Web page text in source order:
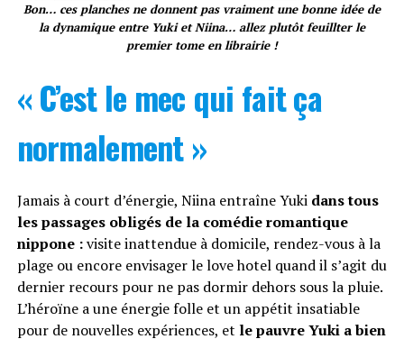
Bon… ces planches ne donnent pas vraiment une bonne idée de
la dynamique entre Yuki et Niina… allez plutôt feuillter le
premier tome en librairie !
« C’est le mec qui fait ça
normalement »
Jamais à court d’énergie, Niina entraîne Yuki dans tous
les passages obligés de la comédie romantique
nippone :visite inattendue à domicile, rendez-vous à la
plage ou encore envisager le love hotel quand il s’agit du
dernier recours pour ne pas dormir dehors sous la pluie.
L’héroïne a une énergie folle et un appétit insatiable
pour de nouvelles expériences, et le pauvre Yuki a bien